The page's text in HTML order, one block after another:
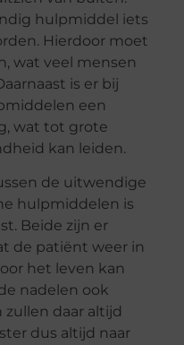
hulpmiddel iets
Hierdoor moet
wat veel mensen
is er bij
een
wat tot grote
kan leiden.
de uitwendige
hulpmiddelen is
Beide zijn er
de patiënt weer in
het leven kan
nadelen ook
daar altijd
dus altijd naar